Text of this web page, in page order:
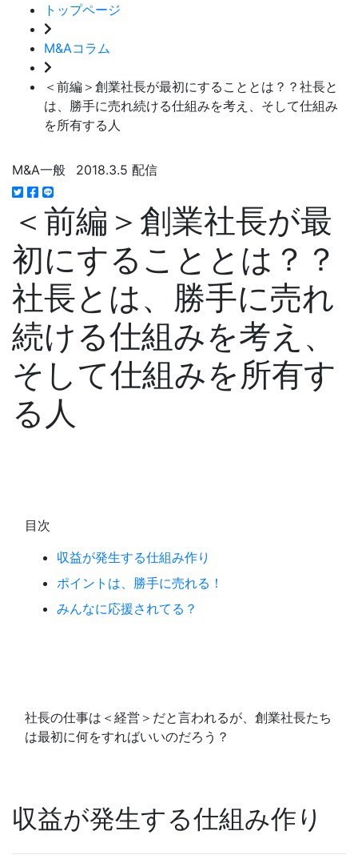
トップページ
M&Aコラム
＜前編＞創業社長が最初にすることとは？？社長と
は、勝手に売れ続ける仕組みを考え、そして仕組み
を所有する人
M&A一般 2018.3.5 配信
＜前編＞創業社長が最
初にすることとは？？
社長とは、勝手に売れ
続ける仕組みを考え、
そして仕組みを所有す
る人
目次
収益が発生する仕組み作り
ポイントは、勝手に売れる！
みんなに応援されてる？
社長の仕事は＜経営＞だと言われるが、創業社長たち
は最初に何をすればいいのだろう？
収益が発生する仕組み作り